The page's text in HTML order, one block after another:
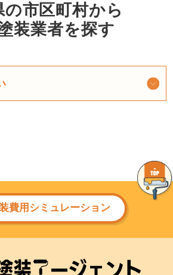
の市区町村から
装業者を探す
費用シミュレーション